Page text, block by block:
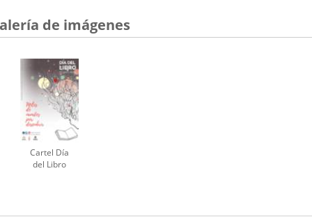
de imágenes
Cartel Día
del Libro